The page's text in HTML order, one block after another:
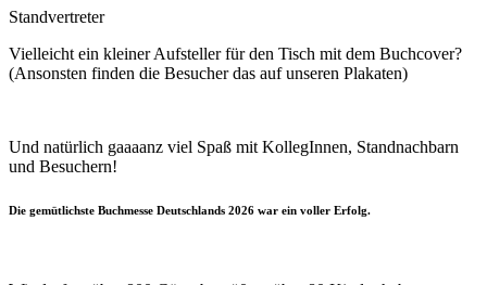
Standvertreter
Vielleicht ein kleiner Aufsteller für den Tisch mit dem Buchcover?
(Ansonsten finden die Besucher das auf unseren Plakaten)
Und natürlich gaaaanz viel Spaß mit KollegInnen, Standnachbarn
und Besuchern!
Die gemütlichste Buchmesse Deutschlands 2026 war ein voller Erfolg.